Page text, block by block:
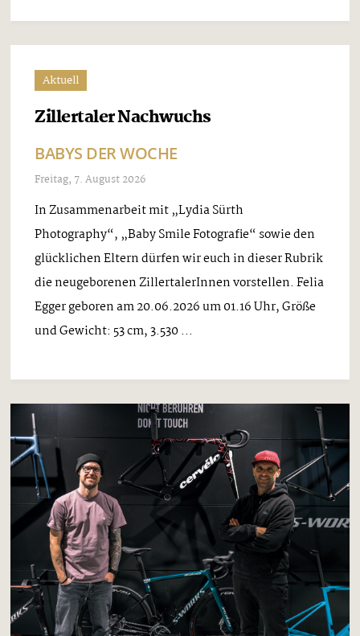
Aktuell
Zillertaler Nachwuchs
BABYS DER WOCHE
Freitag, 7. August 2026
In Zusammenarbeit mit „Lydia Sürth
Photography“, „Baby Smile Fotografie“ sowie den
glücklichen Eltern dürfen wir euch in dieser Rubrik
die neugeborenen ZillertalerInnen vorstellen. Felia
Egger geboren am 20.06.2026 um 01.16 Uhr, Größe
und Gewicht: 53 cm, 3.530 ...